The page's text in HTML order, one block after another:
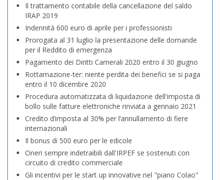
Il trattamento contabile della cancellazione del saldo
IRAP 2019
Indennità 600 euro di aprile per i professionisti
Prorogata al 31 luglio la presentazione delle domande
per il Reddito di emergenza
Pagamento dei Diritti Camerali 2020 entro il 30 giugno
Rottamazione-ter: niente perdita dei benefici se si paga
entro il 10 dicembre 2020
Procedura automatizzata di liquidazione dell'imposta di
bollo sulle fatture elettroniche rinviata a gennaio 2021
Credito d’imposta al 30% per l’annullamento di fiere
internazionali
Il bonus di 500 euro per le edicole
Oneri sempre indetraibili dall'IRPEF se sostenuti con
circuito di credito commerciale
Gli incentivi per le start up innovative nel "piano Colao"